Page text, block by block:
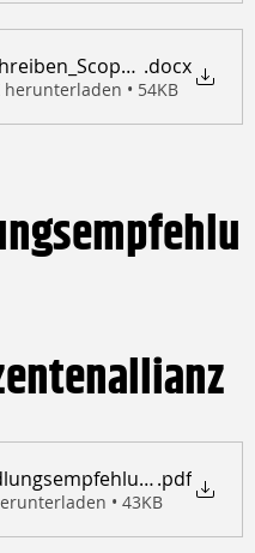
.docx
herunterladen • 54KB
.pdf
• 43KB